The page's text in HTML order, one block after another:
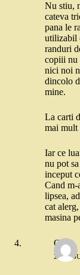
Nu stiu,
cateva
pana le
utilizabil
randuri
copiii nu
nici noi
dincolo
mine.
La carti
mai mult
Iar ce
nu pot
inceput
Cand m-
lipsea,
cat
masina
Oana
25